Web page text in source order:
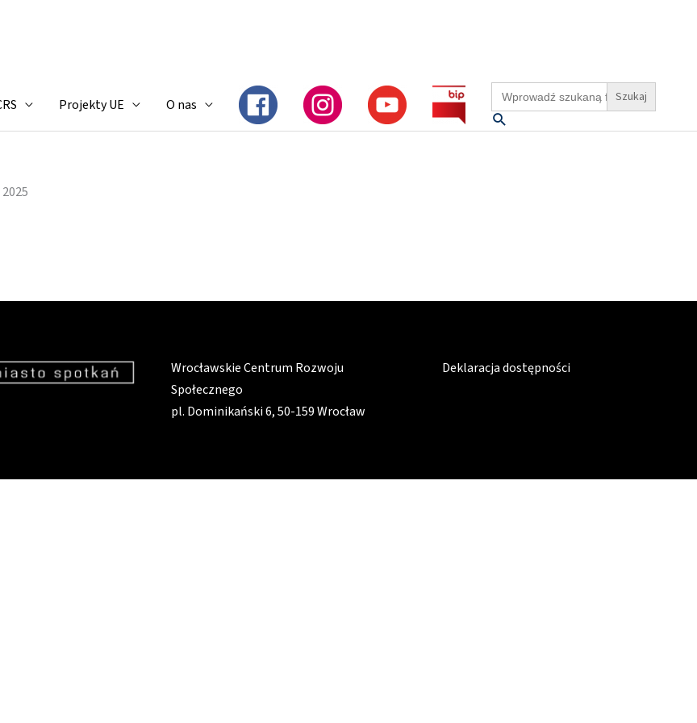
Projekty UE O nas
Search
for:
Szukaj
Wrocławskie Centrum Rozwoju
Społecznego
pl. Dominikański 6, 50-159 Wrocław
Deklaracja dostępności